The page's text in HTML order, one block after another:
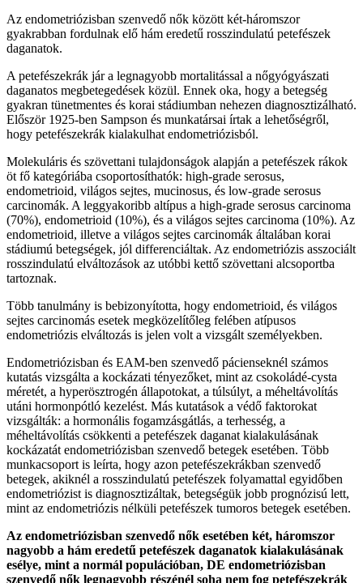
Az endometriózisban szenvedő nők között két-háromszor
gyakrabban fordulnak elő hám eredetű rosszindulatú petefészek
daganatok.
A petefészekrák jár a legnagyobb mortalitással a nőgyógyászati
daganatos megbetegedések közül. Ennek oka, hogy a betegség
gyakran tünetmentes és korai stádiumban nehezen diagnosztizálható.
Először 1925-ben Sampson és munkatársai írtak a lehetőségről,
hogy petefészekrák kialakulhat endometriózisból.
Molekuláris és szövettani tulajdonságok alapján a petefészek rákok
öt fő kategóriába csoportosíthatók: high-grade serosus,
endometrioid, világos sejtes, mucinosus, és low-grade serosus
carcinomák. A leggyakoribb altípus a high-grade serosus carcinoma
(70%), endometrioid (10%), és a világos sejtes carcinoma (10%). Az
endometrioid, illetve a világos sejtes carcinomák általában korai
stádiumú betegségek, jól differenciáltak. Az endometriózis asszociált
rosszindulatú elváltozások az utóbbi kettő szövettani alcsoportba
tartoznak.
Több tanulmány is bebizonyította, hogy endometrioid, és világos
sejtes carcinomás esetek megközelítőleg felében atípusos
endometriózis elváltozás is jelen volt a vizsgált személyekben.
Endometriózisban és EAM-ben szenvedő pácienseknél számos
kutatás vizsgálta a kockázati tényezőket, mint az csokoládé-cysta
méretét, a hyperösztrogén állapotokat, a túlsúlyt, a méheltávolítás
utáni hormonpótló kezelést. Más kutatások a védő faktorokat
vizsgálták: a hormonális fogamzásgátlás, a terhesség, a
méheltávolítás csökkenti a petefészek daganat kialakulásának
kockázatát endometriózisban szenvedő betegek esetében. Több
munkacsoport is leírta, hogy azon petefészekrákban szenvedő
betegek, akiknél a rosszindulatú petefészek folyamattal egyidőben
endometriózist is diagnosztizáltak, betegségük jobb prognózisú lett,
mint az endometriózis nélküli petefészek tumoros betegek esetében.
Az endometriózisban szenvedő nők esetében két, háromszor
nagyobb a hám eredetű petefészek daganatok kialakulásának
esélye, mint a normál populációban, DE endometriózisban
szenvedő nők legnagyobb részénél soha nem fog petefészekrák